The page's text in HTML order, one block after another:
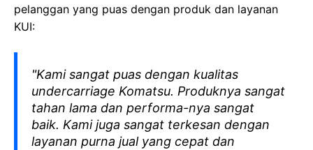
pelanggan yang puas dengan produk dan layanan
KUI:
"Kami sangat puas dengan kualitas
undercarriage Komatsu. Produknya sangat
tahan lama dan performa-nya sangat
baik. Kami juga sangat terkesan dengan
layanan purna jual yang cepat dan